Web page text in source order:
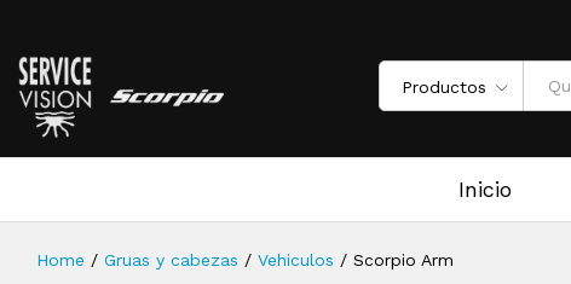
Productos
Inicio
Home / Gruas y cabezas / Vehiculos / Scorpio Arm